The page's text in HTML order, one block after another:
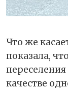
Что же
показала,
качестве